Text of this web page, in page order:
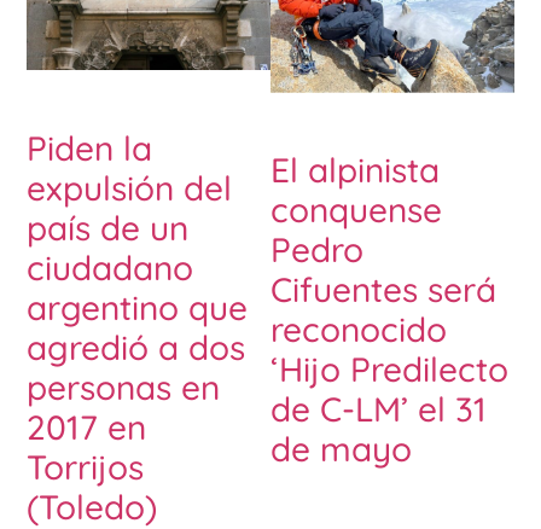
Piden la
expulsión del
país de un
ciudadano
argentino que
agredió a dos
personas en
2017 en
Torrijos
(Toledo)
El alpinista
conquense
Pedro
Cifuentes será
reconocido
‘Hijo Predilecto
de C-LM’ el 31
de mayo